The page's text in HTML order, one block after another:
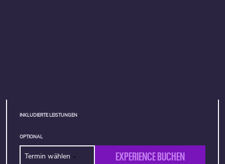
INKLUDIERTE LEISTUNGEN
OPTIONAL
Termin wählen EXPERIENCE BUCHEN